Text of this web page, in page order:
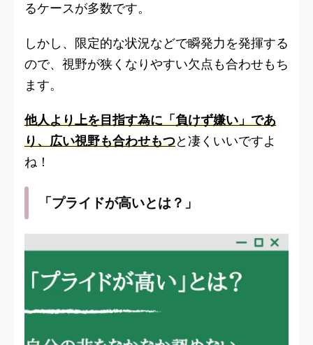
るケースが多数です。
しかし、限定的な状況などで瞬発力を発揮する
ので、視野が狭くなりやすい欠点も合わせもち
ます。
他人より上を目指す為に「負けず嫌い」であ
り、広い視野も合わせもつと凄くいいですよ
ね！
「プライドが高いとは？」